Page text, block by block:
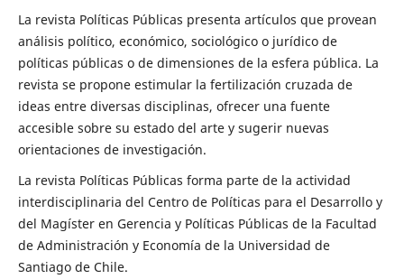
La revista Políticas Públicas presenta artículos que provean
análisis político, económico, sociológico o jurídico de
políticas públicas o de dimensiones de la esfera pública. La
revista se propone estimular la fertilización cruzada de
ideas entre diversas disciplinas, ofrecer una fuente
accesible sobre su estado del arte y sugerir nuevas
orientaciones de investigación.
La revista Políticas Públicas forma parte de la actividad
interdisciplinaria del Centro de Políticas para el Desarrollo y
del Magíster en Gerencia y Políticas Públicas de la Facultad
de Administración y Economía de la Universidad de
Santiago de Chile.